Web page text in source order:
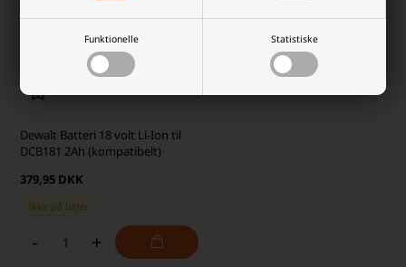
Funktionelle Statistiske
Dewalt Batteri 18 volt Li-Ion til
DCB181 2Ah (kompatibelt)
379,95 DKK
Ikke på lager
- +